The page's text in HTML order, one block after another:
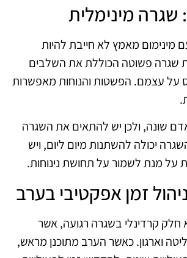
מינימלית
מינימום מאמץ לא חייבת להיות
שגרה פשוטה הכוללת את השלבים
על עצמם. הפשטות והנוחות מאפשרות
שונה, ולכן יש להתאים את השגרה
יכולה להשתנות מיום ליום, ויש
על מנת לשמור על תחושת נינוחות.
זמן אפקטיבי בערב
חלק קרדינלי בשגרה רגועה, אשר
וארגון. כאשר הערב מתוכנן מראש,